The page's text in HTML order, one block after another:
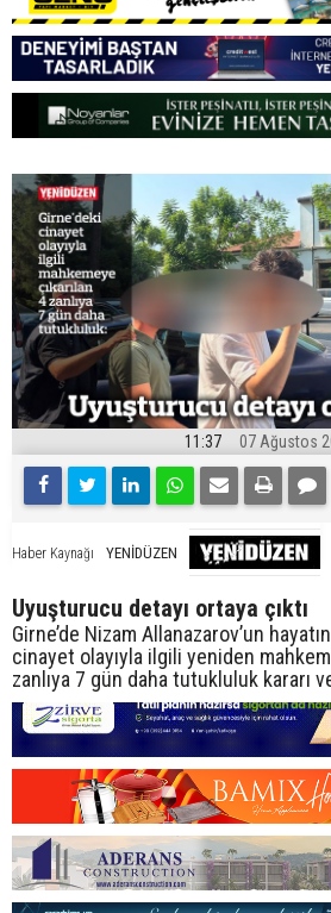
11:37 07 Ağustos
Haber Kaynağı YENİDÜZEN
Uyuşturucu detayı ortaya çıktı
Girne’de Nizam Allanazarov’un
cinayet olayıyla ilgili yeniden
zanlıya 7 gün daha tutukluluk kararı